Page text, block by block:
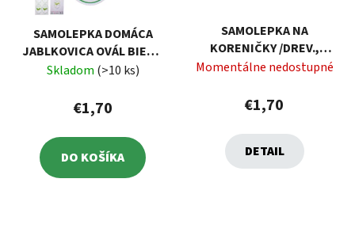
SAMOLEPKA DOMÁCA
JABLKOVICA OVÁL BIELA,
16KS
Skladom (>10 ks)
€1,70
DO KOŠÍKA
SAMOLEPKA NA
KORENIČKY /DREV.,
60KS
Momentálne nedostupné
€1,70
DETAIL